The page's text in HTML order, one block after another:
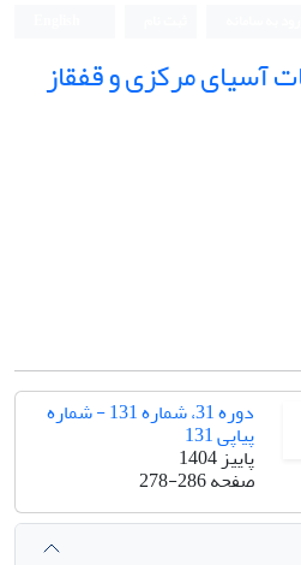
آسیای مرکزی و قفقاز
دوره 31، شماره 131 - شماره
پیاپی 131
پاییز 1404
صفحه278-286